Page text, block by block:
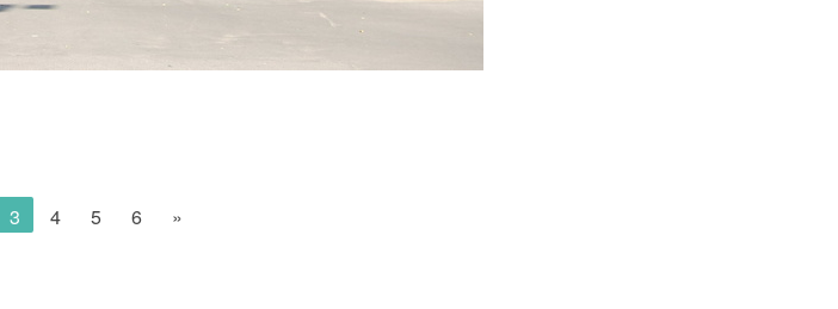
3 4 5 6 »